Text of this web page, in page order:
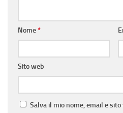
Nome*
Sito web
Salva il mio nome, email e